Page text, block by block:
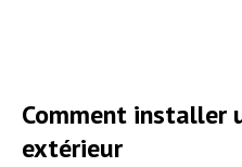
Comment installer
extérieur